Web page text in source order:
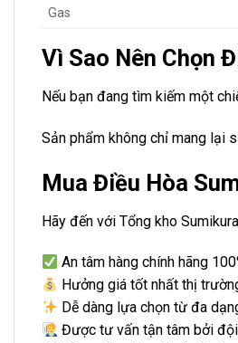
Gas
Vì Sao Nên Chọn
Nếu bạn đang tìm kiếm một
Sản phẩm không chỉ mang lại
Mua Điều Hòa
Hãy đến với Tổng kho
An tâm hàng chính hãng
Hưởng giá tốt nhất thị
Dễ dàng lựa chọn từ đa
Được tư vấn tận tâm bởi đội